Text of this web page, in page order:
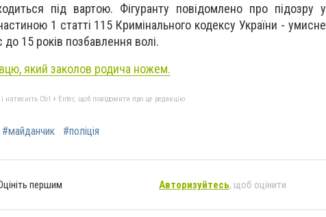
під вартою. Фігуранту повідомлено про підозру у
1 статті 115 Кримінального кодексу України - умисне
15 років позбавлення волі.
який заколов родича ножем.
натисніть Ctrl + Enter, щоб повідомити про це редакцію
#майданчик #поліція
першим Авторизуйтесь, щоб оцінити